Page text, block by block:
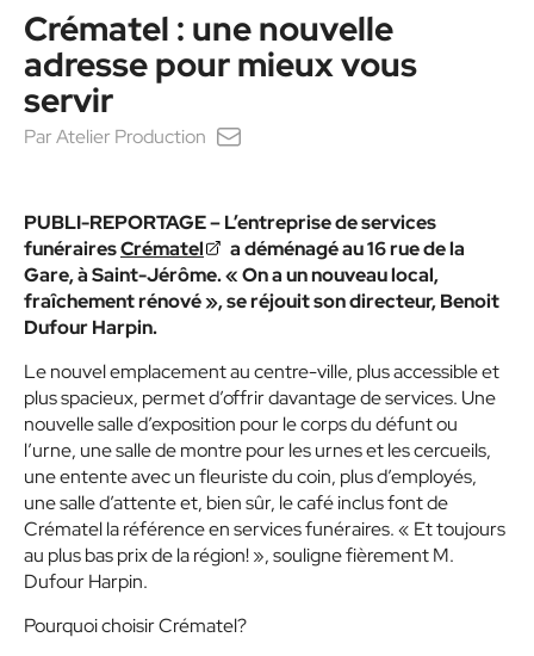
Crématel : une nouvelle
adresse pour mieux vous
servir
ParAtelier Production
PUBLI-REPORTAGE – L’entreprise de services
funérairesCrématel
a déménagé au 16 rue de la
Gare, à Saint-Jérôme. « On a un nouveau local,
fraîchement rénové », se réjouit son directeur, Benoit
Dufour Harpin.
Le nouvel emplacement au centre-ville, plus accessible et
plus spacieux, permet d’offrir davantage de services. Une
nouvelle salle d’exposition pour le corps du défunt ou
l’urne, une salle de montre pour les urnes et les cercueils,
une entente avec un fleuriste du coin, plus d’employés,
une salle d’attente et, bien sûr, le café inclus font de
Crématel la référence en services funéraires. « Et toujours
au plus bas prix de la région! », souligne fièrement M.
Dufour Harpin.
Pourquoi choisir Crématel?